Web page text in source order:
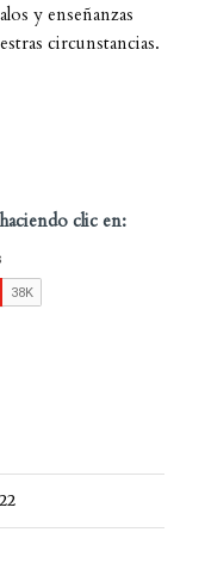
y enseñanzas
circunstancias.
clic en: